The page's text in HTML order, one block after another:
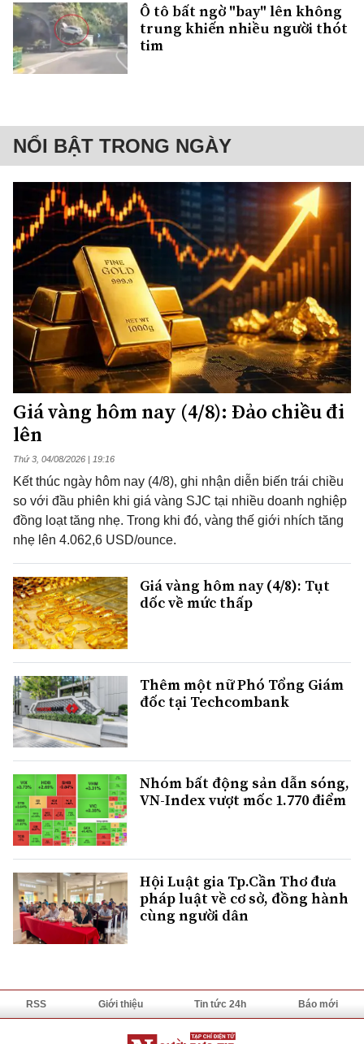
Ô tô bất ngờ "bay" lên không
trung khiến nhiều người thót
tim
NỔI BẬT TRONG NGÀY
Giá vàng hôm nay (4/8): Đảo chiều đi
lên
Thứ 3, 04/08/2026 | 19:16
Kết thúc ngày hôm nay (4/8), ghi nhận diễn biến trái chiều
so với đầu phiên khi giá vàng SJC tại nhiều doanh nghiệp
đồng loạt tăng nhẹ. Trong khi đó, vàng thế giới nhích tăng
nhẹ lên 4.062,6 USD/ounce.
Giá vàng hôm nay (4/8): Tụt
dốc về mức thấp
Thêm một nữ Phó Tổng Giám
đốc tại Techcombank
Nhóm bất động sản dẫn sóng,
VN-Index vượt mốc 1.770 điểm
Hội Luật gia Tp.Cần Thơ đưa
pháp luật về cơ sở, đồng hành
cùng người dân
RSS Giới thiệu Tin tức 24h Báo mới